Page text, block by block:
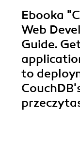
Ebooka
Web
Guide.
to